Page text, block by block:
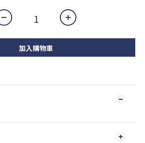
加入購物車